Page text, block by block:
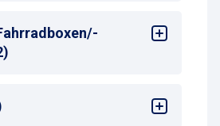
Bahn Bike+Ride